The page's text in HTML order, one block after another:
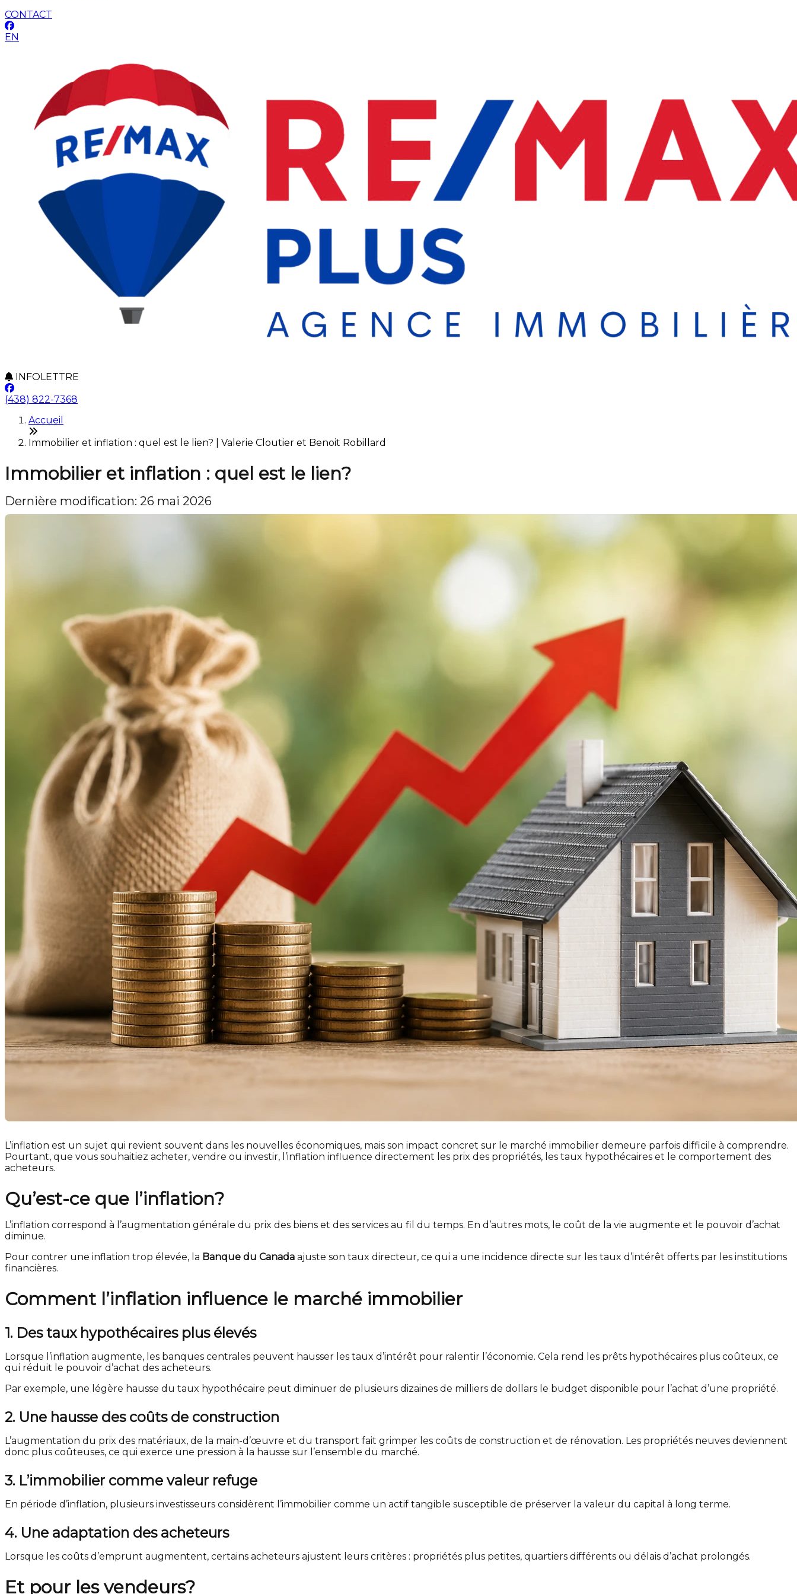
CONTACT
EN
INFOLETTRE
(438) 822-7368
Accueil
Immobilier et inflation : quel est le lien? | Valerie Cloutier et Benoit Robillard
Immobilier et inflation : quel est le lien?
Dernière modification: 26 mai 2026
L’inflation est un sujet qui revient souvent dans les nouvelles économiques, mais son impact concret sur le marché immobilier demeure parfois difficile à comprendre.
Pourtant, que vous souhaitiez acheter, vendre ou investir, l’inflation influence directement les prix des propriétés, les taux hypothécaires et le comportement des
acheteurs.
Qu’est-ce que l’inflation?
L’inflation correspond à l’augmentation générale du prix des biens et des services au fil du temps. En d’autres mots, le coût de la vie augmente et le pouvoir d’achat
diminue.
Pour contrer une inflation trop élevée, la Banque du Canada ajuste son taux directeur, ce qui a une incidence directe sur les taux d’intérêt offerts par les institutions
financières.
Comment l’inflation influence le marché immobilier
1. Des taux hypothécaires plus élevés
Lorsque l’inflation augmente, les banques centrales peuvent hausser les taux d’intérêt pour ralentir l’économie. Cela rend les prêts hypothécaires plus coûteux, ce
qui réduit le pouvoir d’achat des acheteurs.
Par exemple, une légère hausse du taux hypothécaire peut diminuer de plusieurs dizaines de milliers de dollars le budget disponible pour l’achat d’une propriété.
2. Une hausse des coûts de construction
L’augmentation du prix des matériaux, de la main-d’œuvre et du transport fait grimper les coûts de construction et de rénovation. Les propriétés neuves deviennent
donc plus coûteuses, ce qui exerce une pression à la hausse sur l’ensemble du marché.
3. L’immobilier comme valeur refuge
En période d’inflation, plusieurs investisseurs considèrent l’immobilier comme un actif tangible susceptible de préserver la valeur du capital à long terme.
4. Une adaptation des acheteurs
Lorsque les coûts d’emprunt augmentent, certains acheteurs ajustent leurs critères : propriétés plus petites, quartiers différents ou délais d’achat prolongés.
Et pour les vendeurs?